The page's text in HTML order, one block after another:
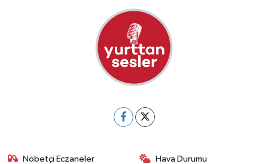
Nöbetçi Eczaneler Hava Durumu